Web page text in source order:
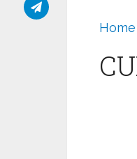
Home